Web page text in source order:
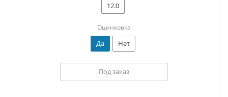
12.0
Оцинковка
Да Нет
Под заказ